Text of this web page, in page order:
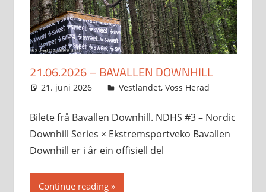
21.06.2026 – BAVALLEN DOWNHILL
21. juni 2026 Svein
Vestlandet, Voss Herad
Bilete frå Bavallen Downhill. NDHS #3 – Nordic
Downhill Series × Ekstremsportveko Bavallen
Downhill er i år ein offisiell del
Continue reading